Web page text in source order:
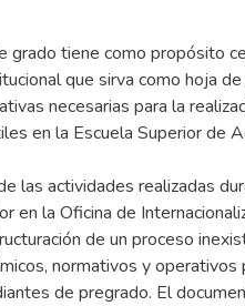
grado tiene como propósito
que sirva como hoja
necesarias para la
en la Escuela Superior de
las actividades realizadas
en la Oficina de
de un proceso
normativos y operativos
de pregrado. El